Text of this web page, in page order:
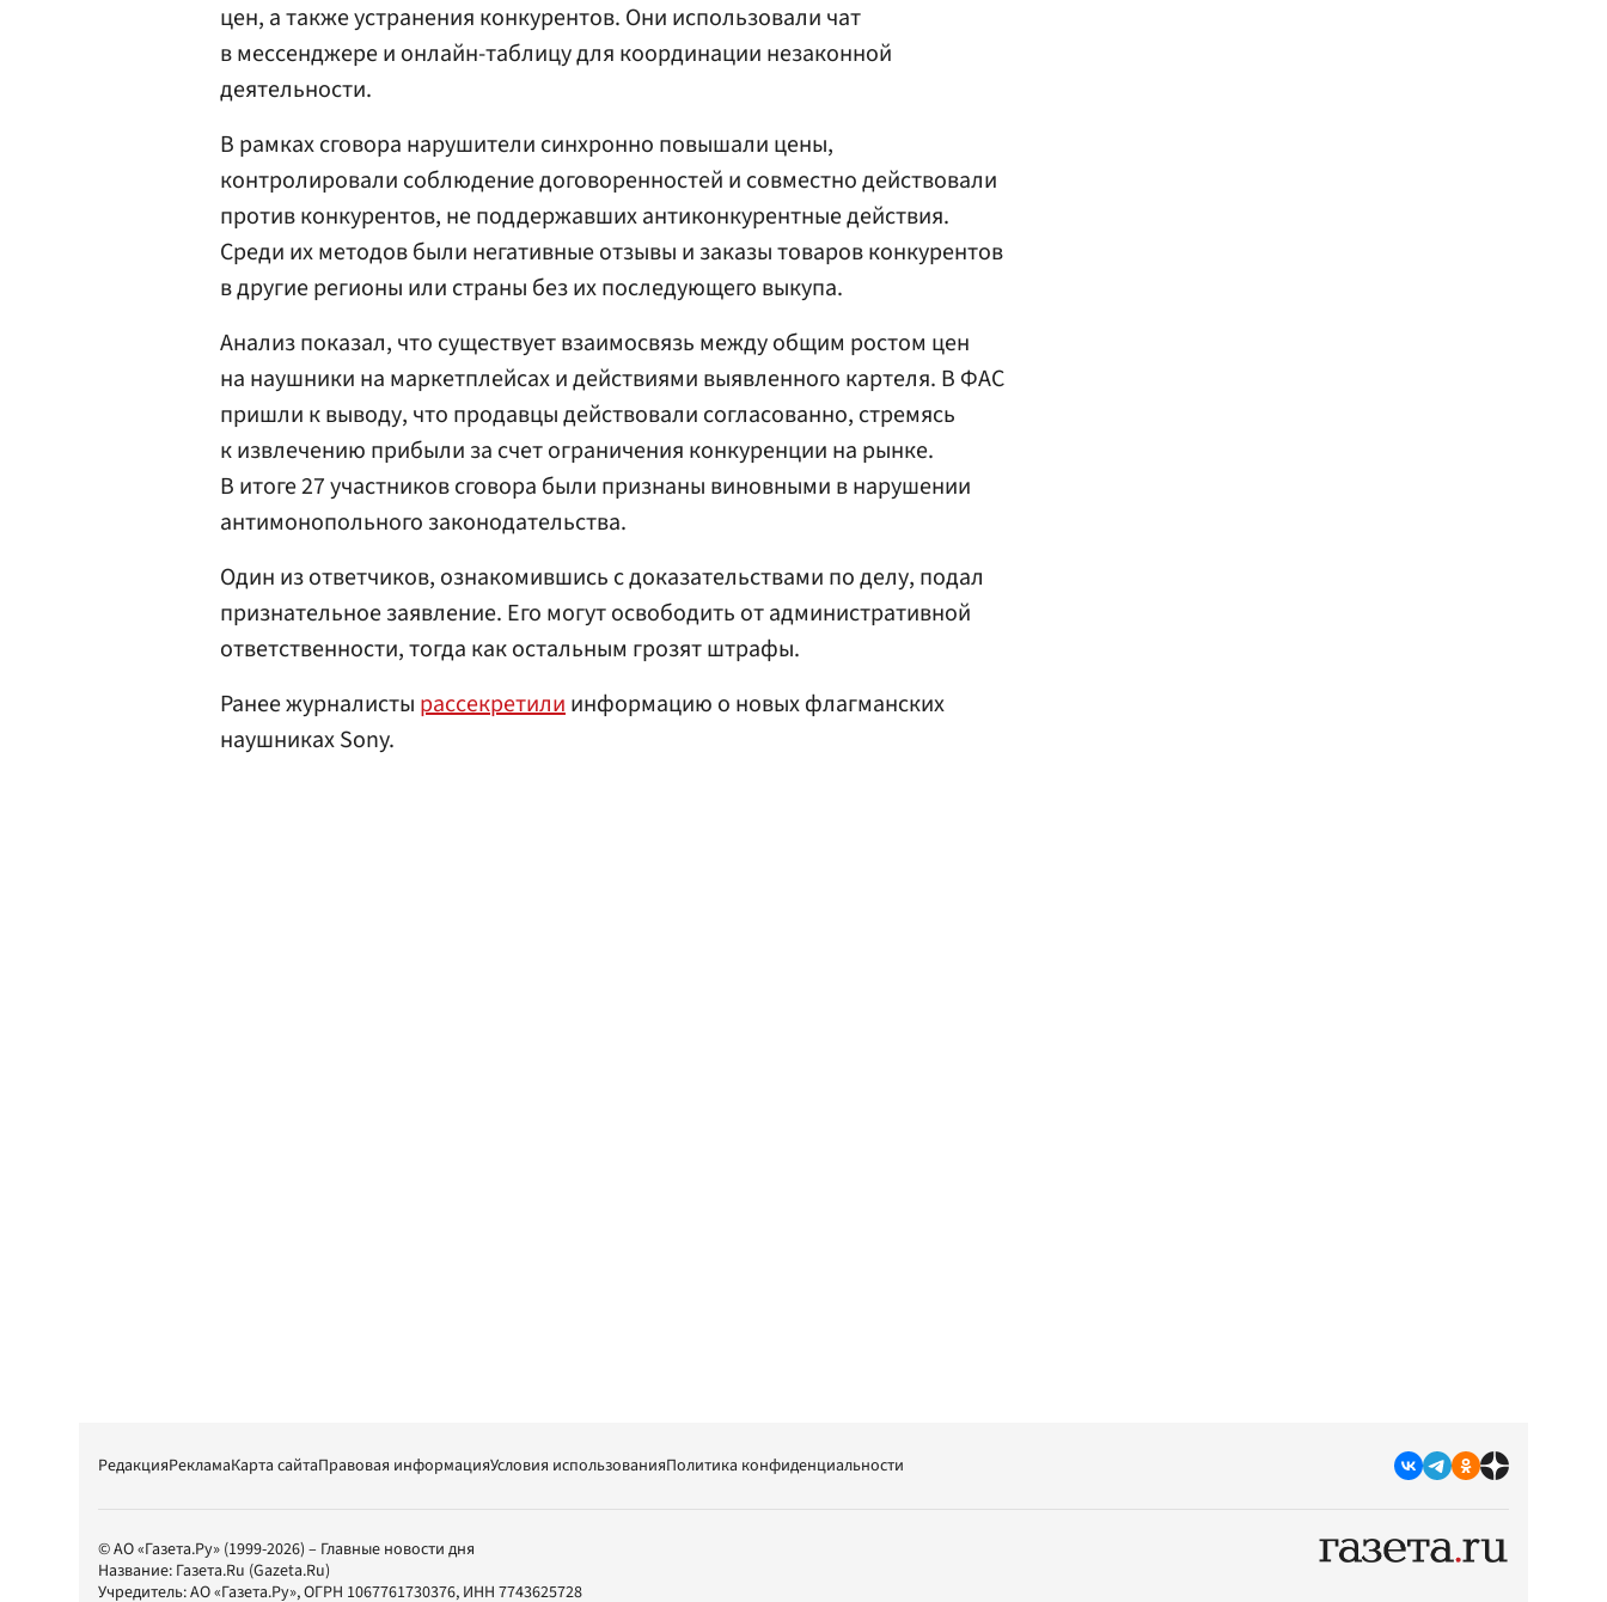
цен, а также устранения конкурентов. Они использовали чат
в мессенджере и онлайн-таблицу для координации незаконной
деятельности.
В рамках сговора нарушители синхронно повышали цены,
контролировали соблюдение договоренностей и совместно действовали
против конкурентов, не поддержавших антиконкурентные действия.
Среди их методов были негативные отзывы и заказы товаров конкурентов
в другие регионы или страны без их последующего выкупа.
Анализ показал, что существует взаимосвязь между общим ростом цен
на наушники на маркетплейсах и действиями выявленного картеля. В ФАС
пришли к выводу, что продавцы действовали согласованно, стремясь
к извлечению прибыли за счет ограничения конкуренции на рынке.
В итоге 27 участников сговора были признаны виновными в нарушении
антимонопольного законодательства.
Один из ответчиков, ознакомившись с доказательствами по делу, подал
признательное заявление. Его могут освободить от административной
ответственности, тогда как остальным грозят штрафы.
Ранее журналисты рассекретилиинформацию о новых флагманских
наушниках Sony.
РедакцияРекламаКарта сайтаПравовая информацияУсловия использованияПолитика конфиденциальности
© АО «Газета.Ру» (1999-2026) – Главные новости дня
Название: Газета.Ru (Gazeta.Ru)
Учредитель:АО «Газета.Ру», ОГРН 1067761730376, ИНН 7743625728